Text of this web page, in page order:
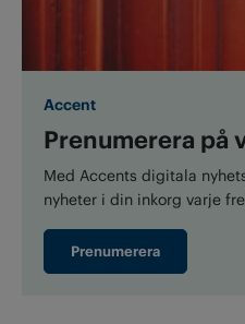
Accent
Prenumerera på
Med Accents digitala
nyheter i din inkorg varje
Prenumerera